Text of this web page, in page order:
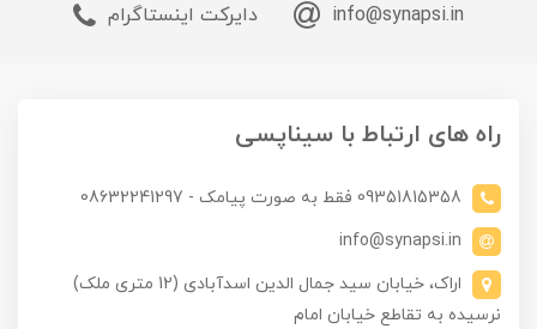
info@synapsi.in دایرکت اینستاگرام
راه های ارتباط با سیناپسی
09351815358 فقط به صورت پیامک - 08632241297
info@synapsi.in
اراک، خیابان سید جمال الدین اسدآبادی (12 متری ملک)
نرسیده به تقاطع خیابان امام